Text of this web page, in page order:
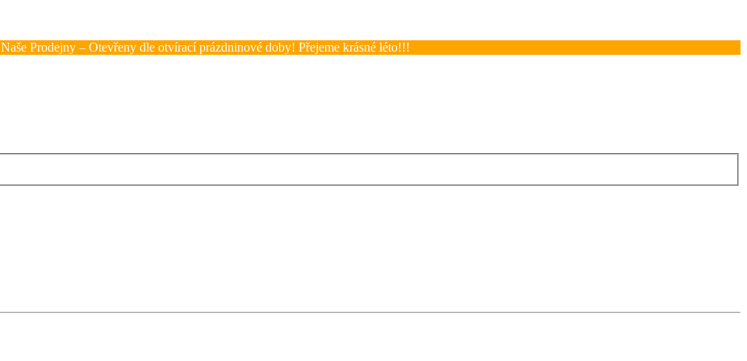
Naše Prodejny – Otevřeny dle otvírací prázdninové doby! Přejeme krásné léto!!!